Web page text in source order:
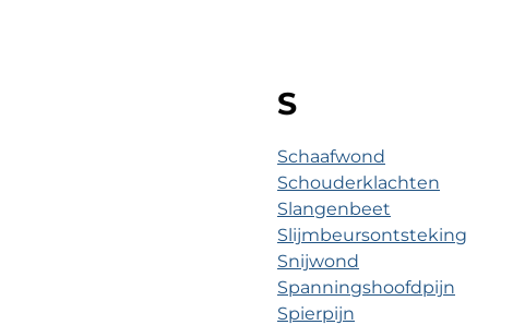
S
Schaafwond
Schouderklachten
Slangenbeet
Slijmbeursontsteking
Snijwond
Spanningshoofdpijn
Spierpijn